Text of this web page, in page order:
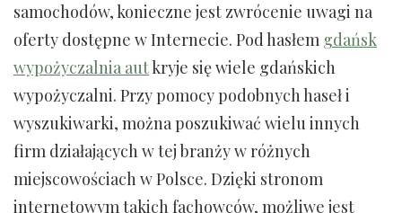
samochodów, konieczne jest zwrócenie uwagi na
oferty dostępne w Internecie. Pod hasłem gdańsk
wypożyczalnia autkryje się wiele gdańskich
wypożyczalni. Przy pomocy podobnych haseł i
wyszukiwarki, można poszukiwać wielu innych
firm działających w tej branży w różnych
miejscowościach w Polsce. Dzięki stronom
internetowym takich fachowców, możliwe jest